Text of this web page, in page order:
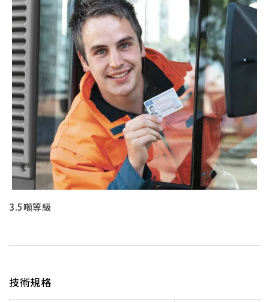
3.5噸等級
技術規格